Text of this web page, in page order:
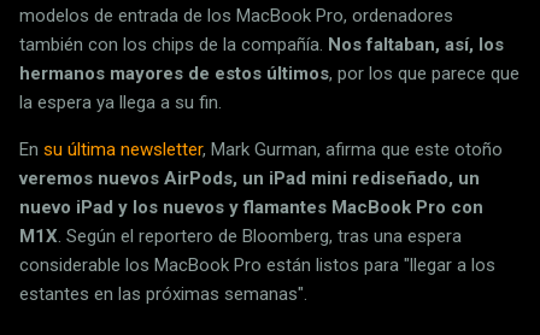
modelos de entrada de los MacBook Pro, ordenadores
también con los chips de la compañía. Nos faltaban, así, los
hermanos mayores de estos últimos, por los que parece que
la espera ya llega a su fin.
En su última newsletter, Mark Gurman, afirma que este otoño
veremos nuevos AirPods, un iPad mini rediseñado, un
nuevo iPad y los nuevos y flamantes MacBook Pro con
M1X. Según el reportero de Bloomberg, tras una espera
considerable los MacBook Pro están listos para "llegar a los
estantes en las próximas semanas".